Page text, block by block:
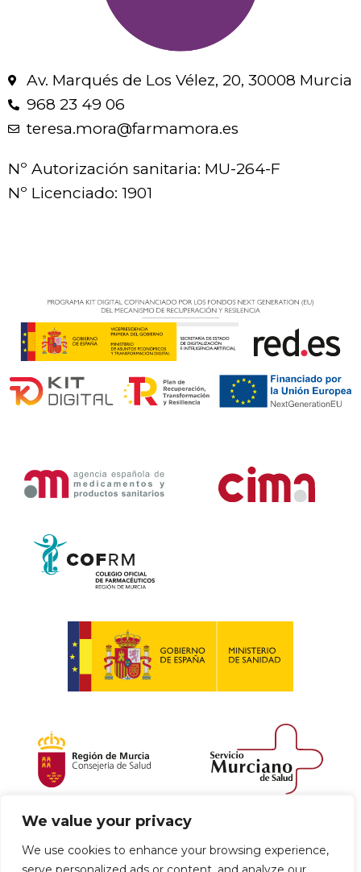
We value your privacy
We use cookies to enhance your browsing experience,
Av. Marqués de Los Vélez, 20, 30008 Murcia
968 23 49 06
teresa.mora@farmamora.es
Nº Autorización sanitaria: MU-264-F
Nº Licenciado: 1901
Política de envío y devoluciones